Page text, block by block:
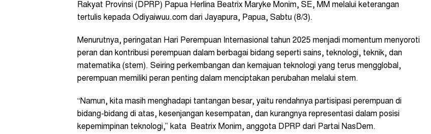
Rakyat Provinsi (DPRP) Papua Herlina Beatrix Maryke Monim, SE, MM melalui keterangan
tertulis kepada Odiyaiwuu.com dari Jayapura, Papua, Sabtu (8/3).
Menurutnya, peringatan Hari Perempuan Internasional tahun 2025 menjadi momentum menyoroti
peran dan kontribusi perempuan dalam berbagai bidang seperti sains, teknologi, teknik, dan
matematika (stem). Seiring perkembangan dan kemajuan teknologi yang terus mengglobal,
perempuan memiliki peran penting dalam menciptakan perubahan melalui stem.
“Namun, kita masih menghadapi tantangan besar, yaitu rendahnya partisipasi perempuan di
bidang-bidang di atas, kesenjangan kesempatan, dan kurangnya representasi dalam posisi
kepemimpinan teknologi,” kata Beatrix Monim, anggota DPRP dari Partai NasDem.